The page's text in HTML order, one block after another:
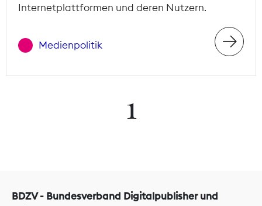
Internetplattformen und deren Nutzern.
Medienpolitik
1
BDZV - Bundesverband Digitalpublisher und